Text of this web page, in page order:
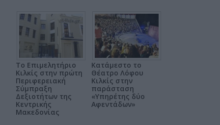
Το Επιμελητήριο
Κιλκίς στην πρώτη
Περιφερειακή
Σύμπραξη
Δεξιοτήτων της
Κεντρικής
Μακεδονίας
Κατάμεστο το
Θέατρο Λόφου
Κιλκίς στην
παράσταση
«Υπηρέτης δύο
Αφεντάδων»